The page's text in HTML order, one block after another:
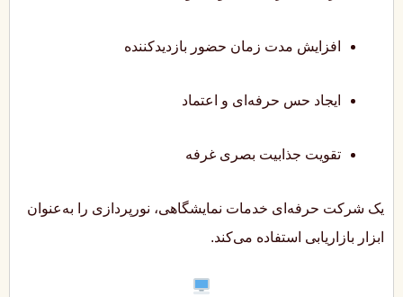
افزایش مدت زمان حضور بازدیدکننده
ایجاد حس حرفه‌ای و اعتماد
تقویت جذابیت بصری غرفه
یک شرکت حرفه‌ای خدمات نمایشگاهی، نورپردازی را به‌عنوان
ابزار بازاریابی استفاده می‌کند.